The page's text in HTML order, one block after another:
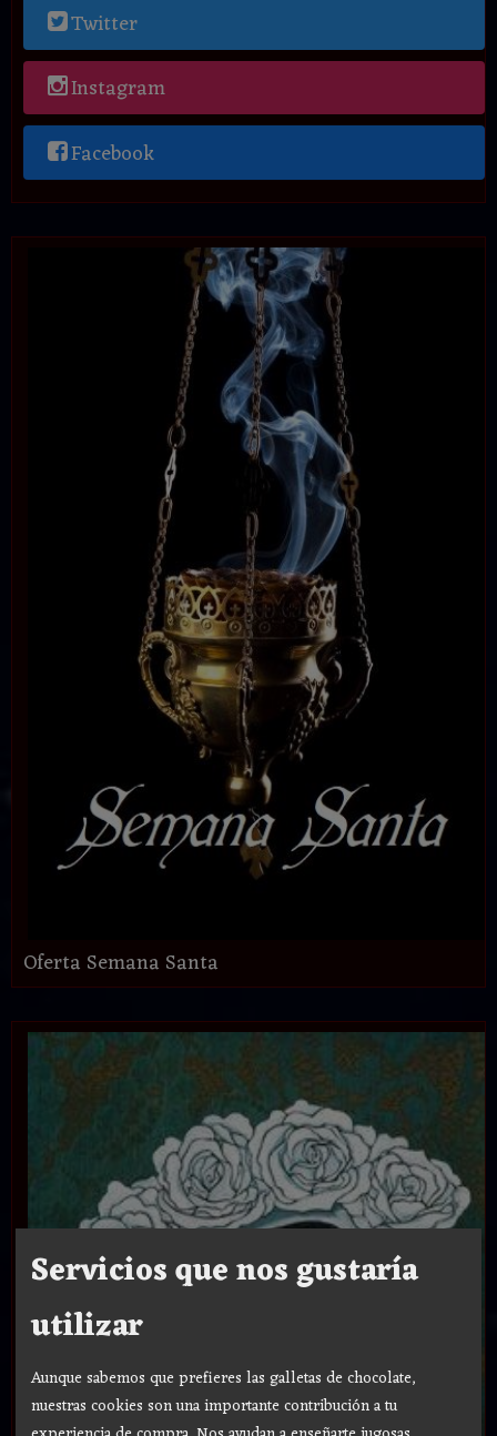
Twitter
Instagram
Facebook
Oferta Semana Santa
Servicios que nos gustaría
utilizar
Aunque sabemos que prefieres las galletas de chocolate,
nuestras cookies son una importante contribución a tu